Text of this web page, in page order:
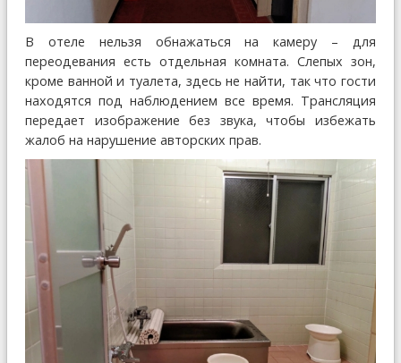
В отеле нельзя обнажаться на камеру – для
переодевания есть отдельная комната. Слепых зон,
кроме ванной и туалета, здесь не найти, так что гости
находятся под наблюдением все время. Трансляция
передает изображение без звука, чтобы избежать
жалоб на нарушение авторских прав.